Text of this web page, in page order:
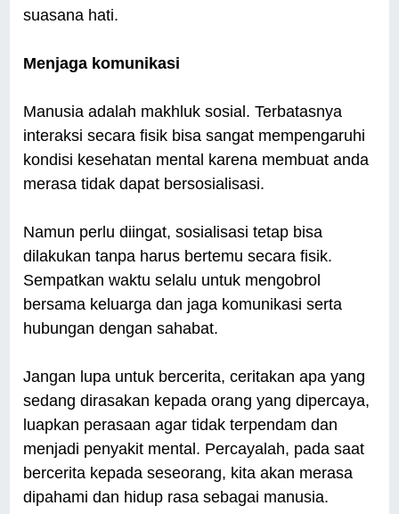
suasana hati.
Menjaga komunikasi
Manusia adalah makhluk sosial. Terbatasnya
interaksi secara fisik bisa sangat mempengaruhi
kondisi kesehatan mental karena membuat anda
merasa tidak dapat bersosialisasi.
Namun perlu diingat, sosialisasi tetap bisa
dilakukan tanpa harus bertemu secara fisik.
Sempatkan waktu selalu untuk mengobrol
bersama keluarga dan jaga komunikasi serta
hubungan dengan sahabat.
Jangan lupa untuk bercerita, ceritakan apa yang
sedang dirasakan kepada orang yang dipercaya,
luapkan perasaan agar tidak terpendam dan
menjadi penyakit mental. Percayalah, pada saat
bercerita kepada seseorang, kita akan merasa
dipahami dan hidup rasa sebagai manusia.